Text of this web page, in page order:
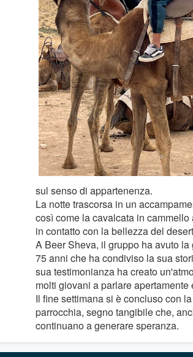
sul senso di appartenenza.
La notte trascorsa in un
così come la cavalcata in
in contatto con la bellezza del
A Beer Sheva, il gruppo ha avuto
75 anni che ha condiviso la sua
sua testimonianza ha creato
molti giovani a parlare
Il fine settimana si è concluso con
parrocchia, segno tangibile che,
continuano a generare speranza.